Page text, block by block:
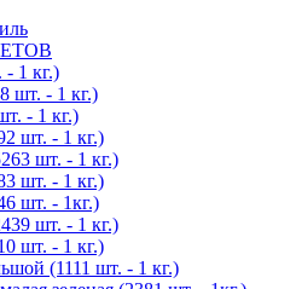
- 1 кг.)
шт. - 1 кг.)
- 1 кг.)
шт. - 1 кг.)
шт. - 1 кг.)
шт. - 1 кг.)
шт. - 1кг.)
шт. - 1 кг.)
шт. - 1 кг.)
(1111 шт. - 1 кг.)